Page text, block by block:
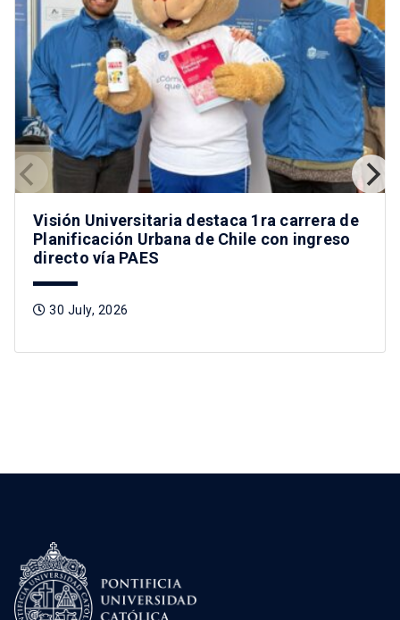
Visión Universitaria destaca 1ra carrera de
Planificación Urbana de Chile con ingreso
directo vía PAES
30 July, 2026